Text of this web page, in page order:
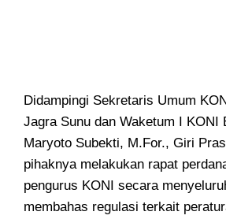
Didampingi Sekretaris Umum
Jagra Sunu dan Waketum I KONI
Maryoto Subekti, M.For., Giri
pihaknya melakukan rapat
pengurus KONI secara
membahas regulasi terkait